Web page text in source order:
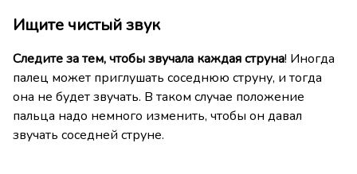
Ищите чистый звук
Следите за тем, чтобы звучала каждая струна! Иногда
палец может приглушать соседнюю струну, и тогда
она не будет звучать. В таком случае положение
пальца надо немного изменить, чтобы он давал
звучать соседней струне.